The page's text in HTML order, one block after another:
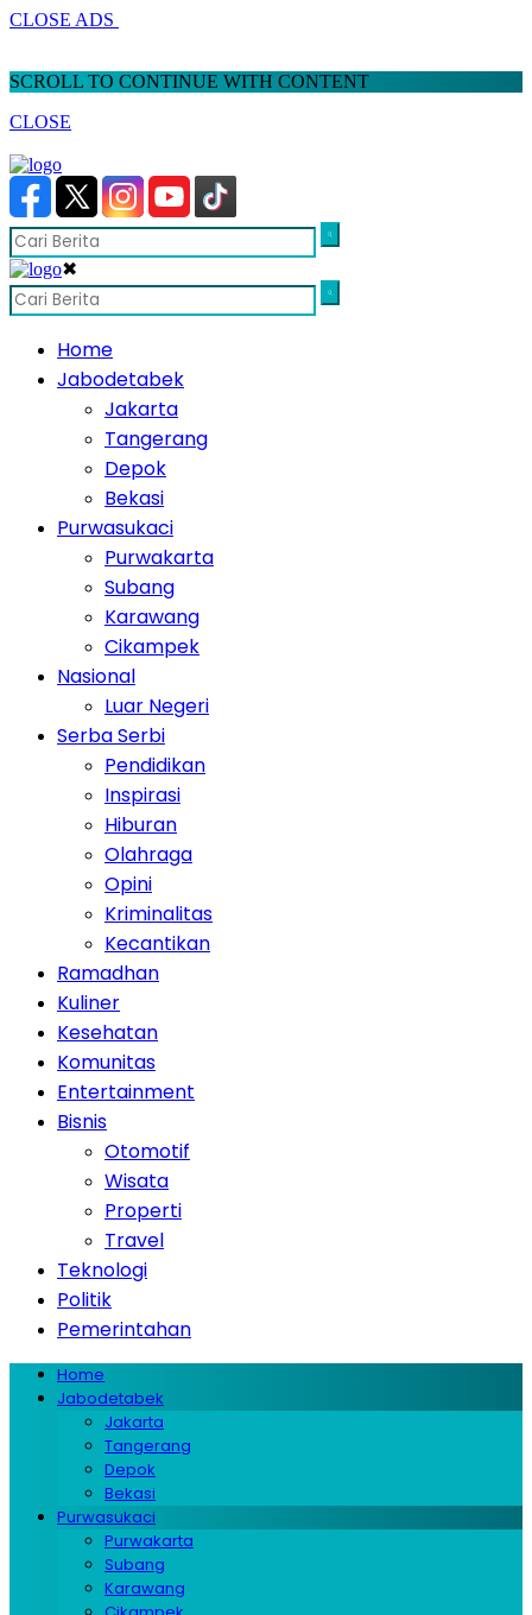
CLOSE ADS
SCROLL TO CONTINUE WITH CONTENT
CLOSE
✖
Home
Jabodetabek
Jakarta
Tangerang
Depok
Bekasi
Purwasukaci
Purwakarta
Subang
Karawang
Cikampek
Nasional
Luar Negeri
Serba Serbi
Pendidikan
Inspirasi
Hiburan
Olahraga
Opini
Kriminalitas
Kecantikan
Ramadhan
Kuliner
Kesehatan
Komunitas
Entertainment
Bisnis
Otomotif
Wisata
Properti
Travel
Teknologi
Politik
Pemerintahan
Home
Jabodetabek
Jakarta
Tangerang
Depok
Bekasi
Purwasukaci
Purwakarta
Subang
Karawang